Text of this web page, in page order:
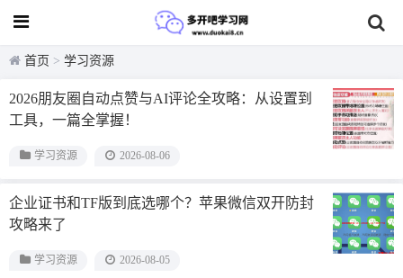
首页 > 学习资源
2026朋友圈自动点赞与AI评论全攻略：从设置到
工具，一篇全掌握！
学习资源 2026-08-06
企业证书和TF版到底选哪个？苹果微信双开防封
攻略来了
学习资源 2026-08-05